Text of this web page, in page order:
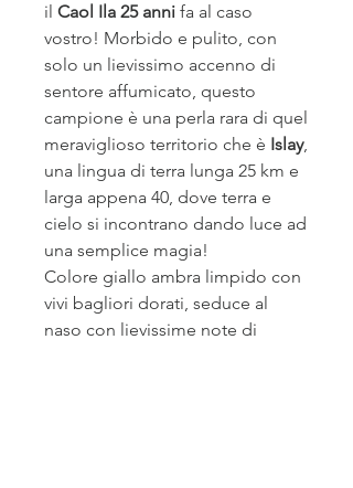
il Caol Ila 25 anni fa al caso
vostro! Morbido e pulito, con
solo un lievissimo accenno di
sentore affumicato, questo
campione è una perla rara di quel
meraviglioso territorio che è Islay,
una lingua di terra lunga 25 km e
larga appena 40, dove terra e
cielo si incontrano dando luce ad
una semplice magia!
Colore giallo ambra limpido con
vivi bagliori dorati, seduce al
naso con lievissime note di